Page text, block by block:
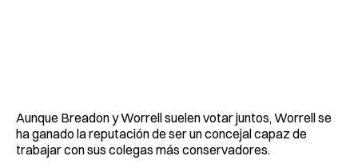
Aunque Breadon y Worrell suelen votar juntos, Worrell se
ha ganado la reputación de ser un concejal capaz de
trabajar con sus colegas más conservadores.